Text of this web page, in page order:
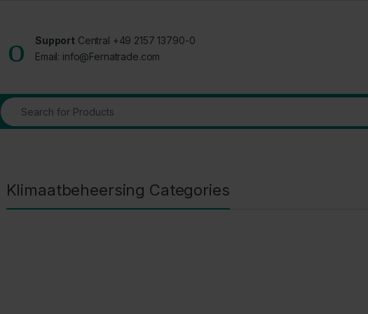
Support Central +49 2157 13790-0
Email: info@Fernatrade.com
Search for:
Klimaatbeheersing Categories